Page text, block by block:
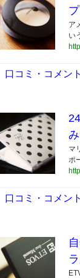
ア
い
口コミ・コメント
マ
ポ
口コミ・コメント